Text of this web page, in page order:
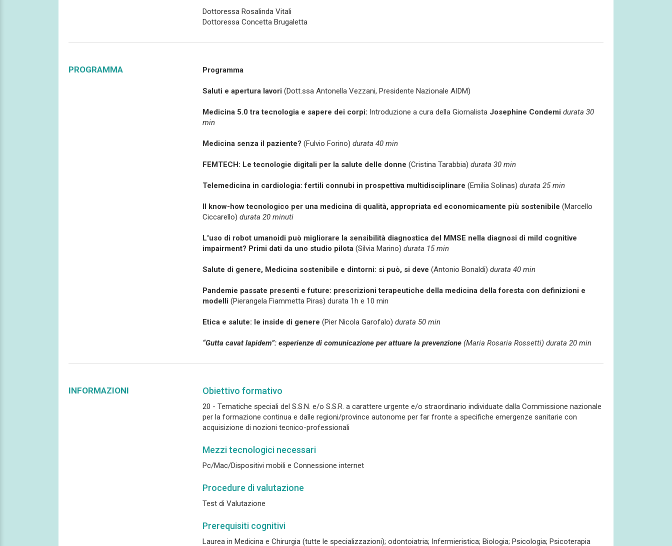
Dottoressa Rosalinda Vitali
Dottoressa Concetta Brugaletta
PROGRAMMA Programma
Saluti e apertura lavori (Dott.ssa Antonella Vezzani, Presidente Nazionale AIDM)
Medicina 5.0 tra tecnologia e sapere dei corpi: Introduzione a cura della GiornalistaJosephine Condemi durata 30
min
Medicina senza il paziente? (Fulvio Forino) durata 40 min
FEMTECH: Le tecnologie digitali per la salute delle donne (Cristina Tarabbia) durata 30 min
Telemedicina in cardiologia: fertili connubi in prospettiva multidisciplinare (Emilia Solinas) durata 25 min
Il know-how tecnologico per una medicina di qualità, appropriataed economicamente più sostenibile (Marcello
Ciccarello) durata 20 minuti
L'uso di robot umanoidi può migliorare la sensibilità diagnostica del MMSE nella diagnosi di mild cognitive
impairment? Primi dati da uno studio pilota(Silvia Marino) durata 15 min
Salute di genere, Medicina sostenibile e dintorni: si può, si deve (Antonio Bonaldi) durata 40 min
Pandemie passate presenti e future: prescrizioni terapeutiche della medicina della foresta con definizioni e
modelli (Pierangela Fiammetta Piras) durata 1h e 10 min
Etica e salute: le inside di genere (Pier Nicola Garofalo) durata 50 min
“Gutta cavat lapidem”: esperienze di comunicazione per attuare la prevenzione(Maria Rosaria Rossetti) durata 20 min
INFORMAZIONI Obiettivo formativo
20 - Tematiche speciali del S.S.N. e/o S.S.R. a carattere urgente e/o straordinario individuate dalla Commissione nazionale
per la formazione continua e dalle regioni/province autonome per far fronte a specifiche emergenze sanitarie con
acquisizione di nozioni tecnico-professionali
Mezzi tecnologici necessari
Pc/Mac/Dispositivi mobili e Connessione internet
Procedure di valutazione
Test di Valutazione
Prerequisiti cognitivi
Laurea in Medicina e Chirurgia (tutte le specializzazioni); odontoiatria; Infermieristica; Biologia; Psicologia; Psicoterapia